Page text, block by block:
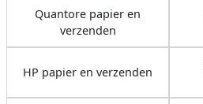
Quantore papier en
verzenden
HP papier en verzenden